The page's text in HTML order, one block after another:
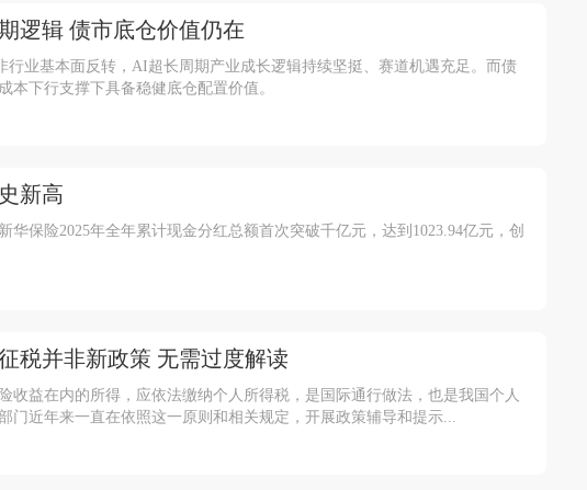
逻辑 债市底仓价值仍在
业基本面反转，AI超长周期产业成长逻辑持续坚挺、赛道机遇充足。而债
下行支撑下具备稳健底仓配置价值。
新高
保险2025年全年累计现金分红总额首次突破千亿元，达到1023.94亿元，创
税并非新政策 无需过度解读
收益在内的所得，应依法缴纳个人所得税，是国际通行做法，也是我国个人
门近年来一直在依照这一原则和相关规定，开展政策辅导和提示...